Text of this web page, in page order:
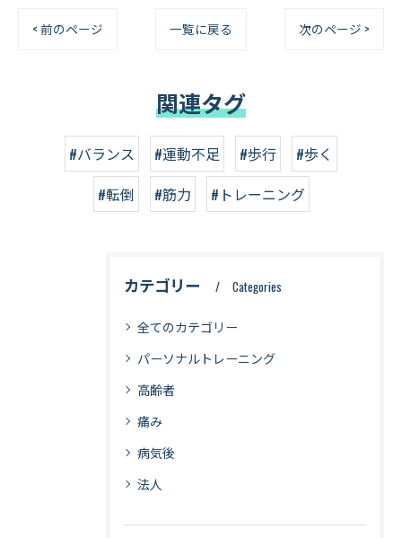
< 前のページ 一覧に戻る 次のページ >
関連タグ
#バランス #運動不足 #歩行
#歩く
#転倒
#筋力 #トレーニング
カテゴリー Categories
全てのカテゴリー
パーソナルトレーニング
高齢者
痛み
病気後
法人